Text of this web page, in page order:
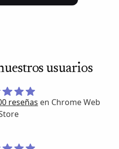
usuarios
reseñas en Chrome Web